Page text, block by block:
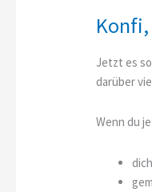
Jetzt es
darüber
Wenn du